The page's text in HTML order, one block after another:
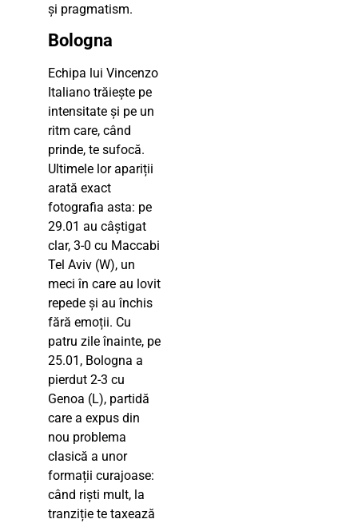
și pragmatism.
Bologna
Echipa lui Vincenzo
Italiano trăiește pe
intensitate și pe un
ritm care, când
prinde, te sufocă.
Ultimele lor apariții
arată exact
fotografia asta: pe
29.01 au câștigat
clar, 3-0 cu Maccabi
Tel Aviv (W), un
meci în care au lovit
repede și au închis
fără emoții. Cu
patru zile înainte, pe
25.01, Bologna a
pierdut 2-3 cu
Genoa (L), partidă
care a expus din
nou problema
clasică a unor
formații curajoase:
când riști mult, la
tranziție te taxează